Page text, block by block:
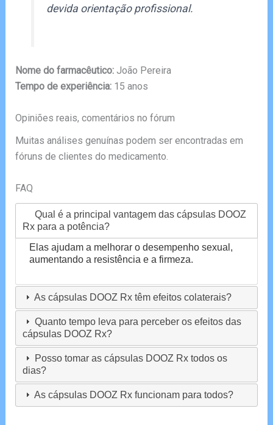
devida orientação profissional.
Nome do farmacêutico:João Pereira
Tempo de experiência:15 anos
Opiniões reais, comentários no fórum
Muitas análises genuínas podem ser encontradas em
fóruns de clientes do medicamento.
FAQ
Qual é a principal vantagem das cápsulas DOOZ
Rx para a potência?
Elas ajudam a melhorar o desempenho sexual,
aumentando a resistência e a firmeza.
As cápsulas DOOZ Rx têm efeitos colaterais?
Quanto tempo leva para perceber os efeitos das
cápsulas DOOZ Rx?
Posso tomar as cápsulas DOOZ Rx todos os
dias?
As cápsulas DOOZ Rx funcionam para todos?